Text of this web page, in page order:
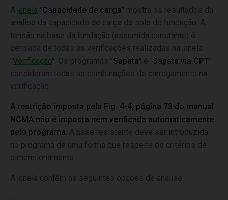
A janela "Capacidade de carga" mostra os resultados da
análise da capacidade de carga do solo de fundação. A
tensão na base da fundação (assumida constante) é
derivada de todas as verificações realizadas na janela
"Verificação". Os programas "Sapata" e "Sapata via CPT"
consideram todas as combinações de carregamento na
verificação.
A restrição imposta pela Fig. 4-4, página 73 do manual
NCMA não é imposta nem verificada automaticamente
pelo programa . A base resistente deve ser introduzida
no programa de uma forma que respeite os critérios de
dimensionamento.
A janela contém as seguintes opções de análise: